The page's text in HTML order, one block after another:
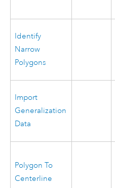
Identify
Narrow
Polygons
Import
Generalization
Data
Polygon To
Centerline